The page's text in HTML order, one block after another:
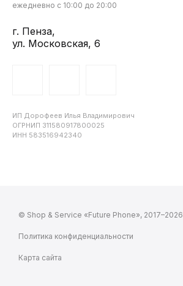
ежедневно с 10:00 до 20:00
г. Пенза,
ул. Московская, 6
ИП Дорофеев Илья Владимирович
ОГРНИП 311580917800025
ИНН 583516942340
© Shop & Service «Future Phone», 2017–2026
Политика конфиденциальности
Карта сайта